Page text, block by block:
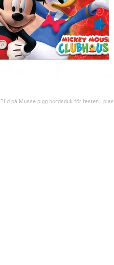
Bild på Musse pigg bordsduk för festen i